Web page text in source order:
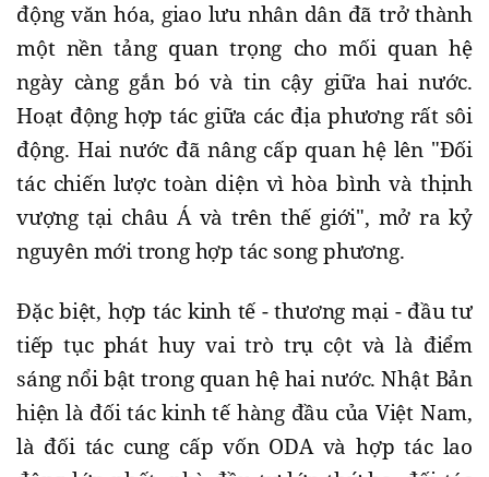
động văn hóa, giao lưu nhân dân đã trở thành
một nền tảng quan trọng cho mối quan hệ
ngày càng gắn bó và tin cậy giữa hai nước.
Hoạt động hợp tác giữa các địa phương rất sôi
động. Hai nước đã nâng cấp quan hệ lên "Đối
tác chiến lược toàn diện vì hòa bình và thịnh
vượng tại châu Á và trên thế giới", mở ra kỷ
nguyên mới trong hợp tác song phương.
Đặc biệt, hợp tác kinh tế - thương mại - đầu tư
tiếp tục phát huy vai trò trụ cột và là điểm
sáng nổi bật trong quan hệ hai nước. Nhật Bản
hiện là đối tác kinh tế hàng đầu của Việt Nam,
là đối tác cung cấp vốn ODA và hợp tác lao